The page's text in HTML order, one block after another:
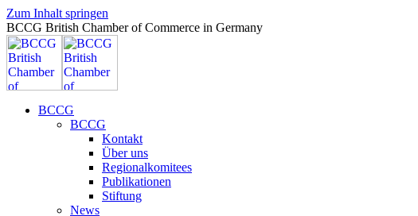
Zum Inhalt springen
BCCG British Chamber of Commerce in Germany
BCCG
BCCG
Kontakt
Über uns
Regionalkomitees
Publikationen
Stiftung
News